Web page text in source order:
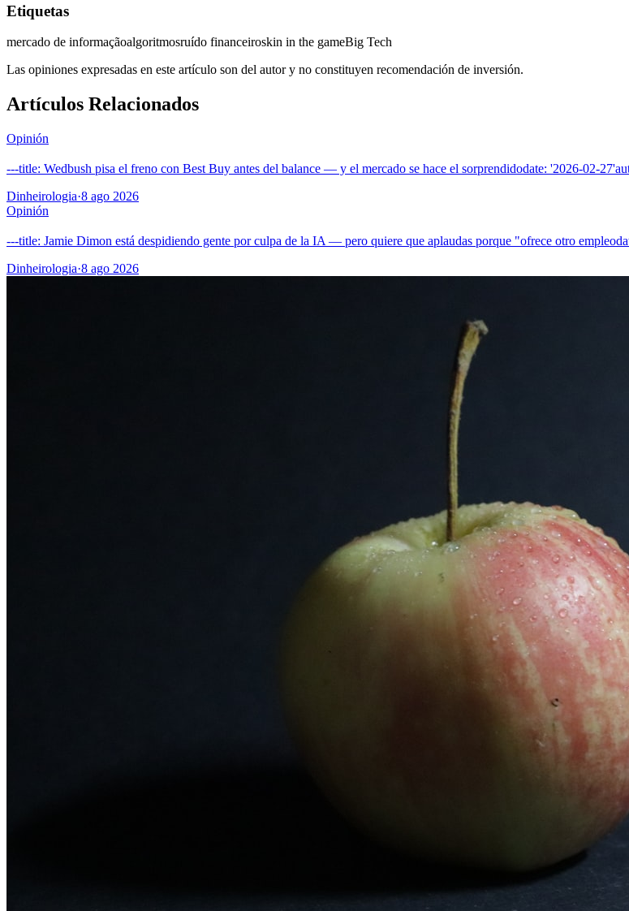
Etiquetas
mercado de informaçãoalgoritmosruído financeiroskin in the gameBig Tech
Las opiniones expresadas en este artículo son del autor y no constituyen recomendación de inversión.
Artículos Relacionados
Opinión
---title: Wedbush pisa el freno con Best Buy antes del balance — y el mercado se hace el sorprendidodate: '2026-02-
Dinheirologia·8 ago 2026
Opinión
---title: Jamie Dimon está despidiendo gente por culpa de la IA — pero quiere que aplaudas porque "ofrece otro
Dinheirologia·8 ago 2026